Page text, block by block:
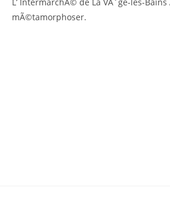
mÃ©tamorphoser.